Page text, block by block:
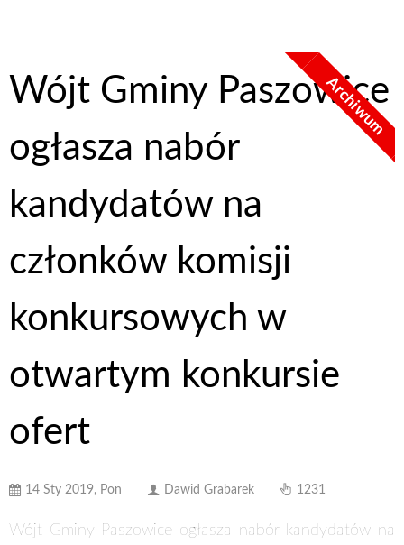
Wójt Gminy Paszowice
ogłasza nabór
kandydatów na
członków komisji
konkursowych w
otwartym konkursie
ofert
Archiwum
14 Sty 2019, Pon Dawid Grabarek 1231
Wójt Gminy Paszowice ogłasza nabór kandydatów na